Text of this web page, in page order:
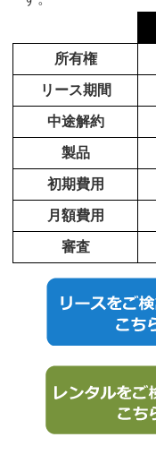
所有権
リース期間
中途解約
製品
初期費用
月額費用
審査